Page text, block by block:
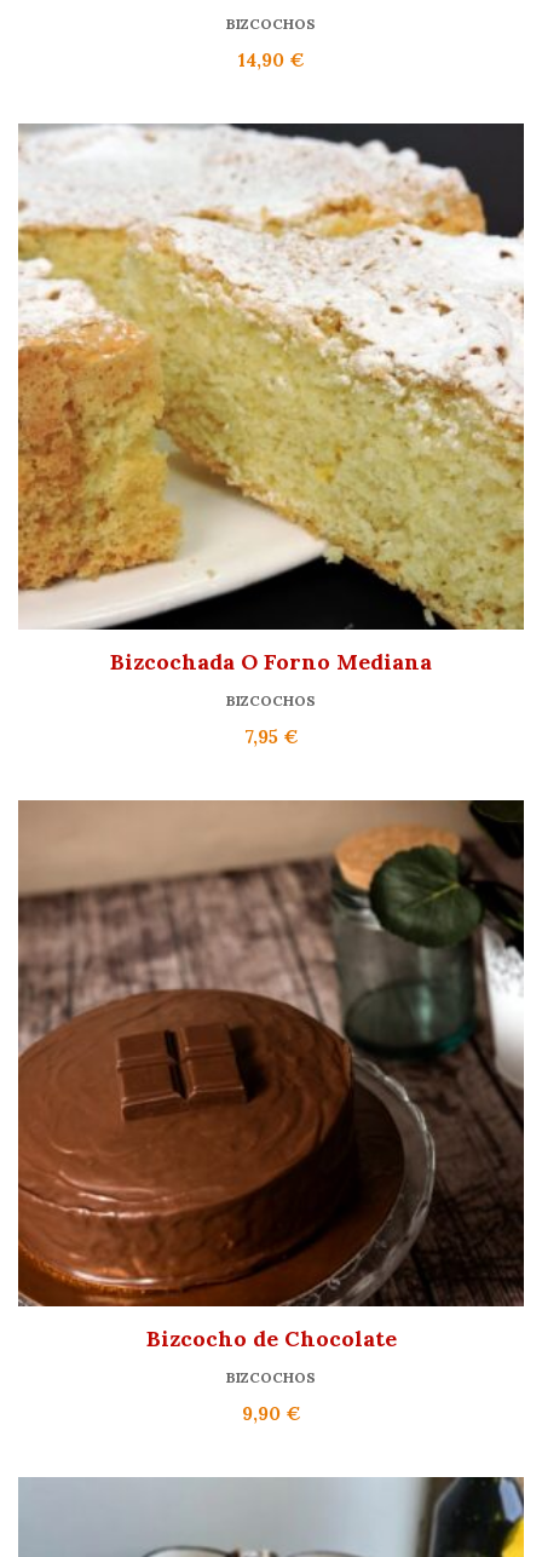
BIZCOCHOS
14,90 €
Bizcochada O Forno Mediana
BIZCOCHOS
7,95 €
Bizcocho de Chocolate
BIZCOCHOS
9,90 €